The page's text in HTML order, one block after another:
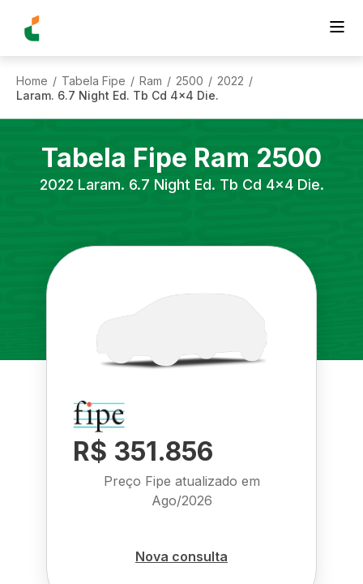
Home / Tabela Fipe / Ram / 2500 / 2022 /
Laram. 6.7 Night Ed. Tb Cd 4x4 Die.
Tabela Fipe Ram 2500
2022 Laram. 6.7 Night Ed. Tb Cd 4x4 Die.
R$ 351.856
Preço Fipe atualizado em
Ago/2026
Nova consulta